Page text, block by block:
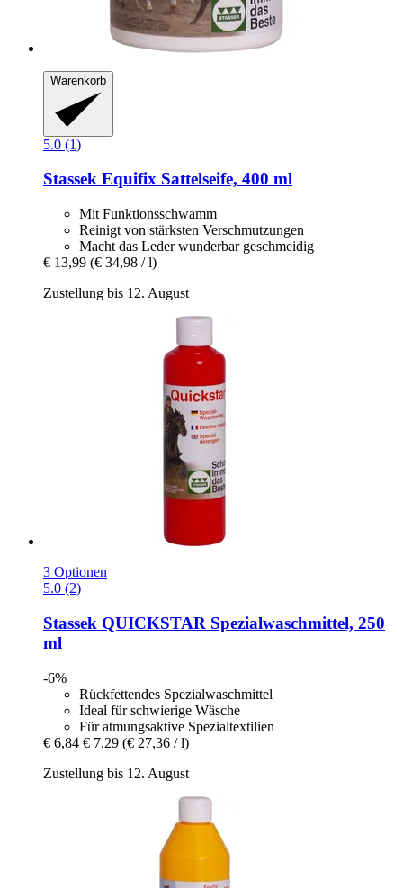
Warenkorb
5.0 (1)
Stassek Equifix Sattelseife, 400 ml
Mit Funktionsschwamm
Reinigt von stärksten Verschmutzungen
Macht das Leder wunderbar geschmeidig
€ 13,99 (€ 34,98 / l)
Zustellung bis 12. August
3 Optionen
5.0 (2)
Stassek QUICKSTAR Spezialwaschmittel, 250
ml
-6%
Rückfettendes Spezialwaschmittel
Ideal für schwierige Wäsche
Für atmungsaktive Spezialtextilien
€ 6,84 € 7,29 (€ 27,36 / l)
Zustellung bis 12. August